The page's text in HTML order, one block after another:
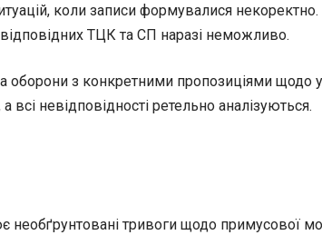
коли записи формувалися
відповідних ТЦК та СП наразі неможливо.
з конкретними пропозиціями щодо
невідповідності ретельно аналізуються.
тривоги щодо примусової